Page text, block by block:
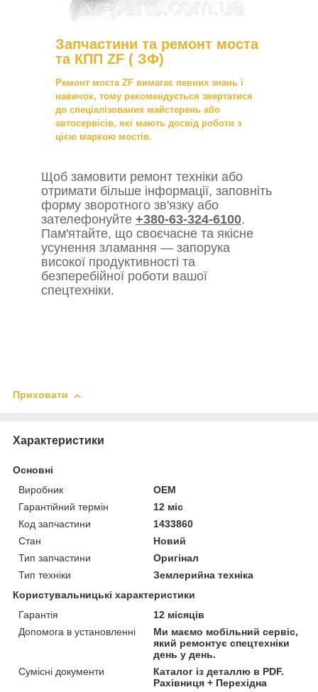
Запчастини та ремонт моста
та КПП ZF ( ЗФ)
Ремонт моста ZF вимагає певних знань і
навичок, тому рекомендується звертатися
до спеціалізованих майстерень або
автосервісів, які мають досвід роботи з
цією маркою мостів.
Щоб замовити ремонт техніки або
отримати більше інформації, заповніть
форму зворотного зв'язку або
зателефонуйте +380-63-324-6100.
Пам'ятайте, що своєчасне та якісне
усунення зламання — запорука
високої продуктивності та
безперебійної роботи вашої
спецтехніки.
Приховати
Характеристики
Основні
Виробник
OEM
Гарантійний термін
12 міс
Код запчастини
1433860
Стан
Новий
Тип запчастини
Оригінал
Тип техніки
Землерийна техніка
Користувальницькі характеристики
Гарантія
12 місяців
Допомога в установленні
Ми маємо мобільний сервіс,
який ремонтує спецтехніки
день у день.
Сумісні документи
Каталог із деталлю в PDF.
Рахівниця + Перехідна